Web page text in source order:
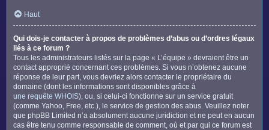
Haut
Qui dois-je contacter à propos de problèmes d’abus ou d’ordres légaux
liés à ce forum ?
Tous les administrateurs listés sur la page « L’équipe » devraient être un
contact approprié concernant ces problèmes. Si vous n’obtenez aucune
réponse de leur part, vous devriez alors contacter le propriétaire du
domaine (dont les informations sont disponibles grâce à
une requête WHOIS), ou, si celui-ci fonctionne sur un service gratuit
(comme Yahoo, Free, etc.), le service de gestion des abus. Veuillez noter
que phpBB Limited n’a absolument aucune juridiction et ne peut en aucun
cas être tenu comme responsable de comment, où et par qui ce forum est